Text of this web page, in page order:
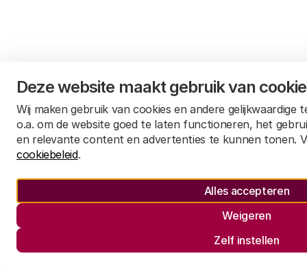
Deze website maakt gebruik van
Wij maken gebruik van cookies en andere gelijkwaardige
o.a. om de website goed te laten functioneren, het
en relevante content en advertenties te kunnen tonen.
cookiebeleid.
Alles accepteren
Weigeren
Zelf instellen